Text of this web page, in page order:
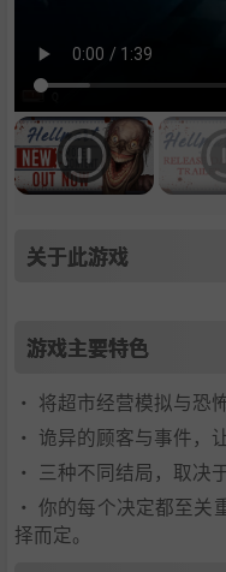
关于此游戏
游戏主要特色
• 将超市经营模拟与恐
• 诡异的顾客与事件，
• 三种不同结局，取决
• 你的每个决定都至关
择而定。